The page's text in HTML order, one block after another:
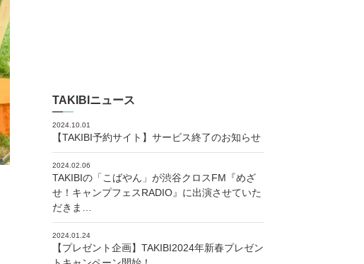
TAKIBIニュース
2024.10.01
【TAKIBI予約サイト】サービス終了のお知らせ
2024.02.06
TAKIBIの「こばやん」が渋谷クロスFM『めざ
せ！キャンプフェスRADIO』に出演させていた
だきま…
2024.01.24
【プレゼント企画】TAKIBI2024年新春プレゼン